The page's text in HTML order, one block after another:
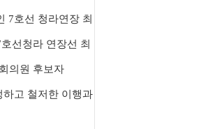
7호선 청라연장 최
선청라 연장선 최
의원 후보자
하고 철저한 이행과